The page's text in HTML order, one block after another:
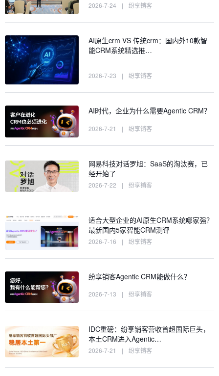
2026-7-24 | 纷享销客
AI原生crm VS 传统crm：国内外10款智
能CRM系统精选推…
2026-7-23 | 纷享销客
AI时代，企业为什么需要Agentic CRM？
2026-7-21 | 纷享销客
网易科技对话罗旭：SaaS的淘汰赛，已
经开始了
2026-7-22 | 纷享销客
适合大型企业的AI原生CRM系统哪家强？
最新国内5家智能CRM测评
2026-7-16 | 纷享销客
纷享销客Agentic CRM能做什么？
2026-7-13 | 纷享销客
IDC重磅：纷享销客营收首超国际巨头，
本土CRM进入Agentic…
2026-7-21 | 纷享销客